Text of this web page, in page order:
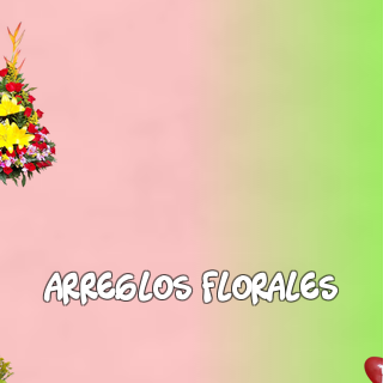
arreglos florales